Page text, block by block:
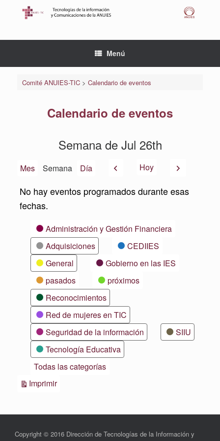
Menú
Comité ANUIES-TIC> Calendario de eventos
Calendario de eventos
Semana de Jul 26th
Mes Semana Día AnteriorHoy Siguiente
No hay eventos programados durante esas
fechas.
CategoríasAdministración y Gestión Financiera
Adquisiciones
CEDIIES
General
Gobierno en las IES
pasados
próximos
Reconocimientos
Red de mujeres en TIC
Seguridad de la información
SIIU
Tecnología Educativa
Todas las categorías
ImprimirVistas
Copyright © 2016 Dirección de Tecnologías de la Información y